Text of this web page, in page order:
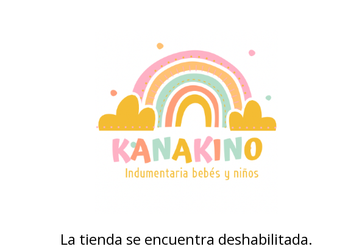
La tienda se encuentra deshabilitada.